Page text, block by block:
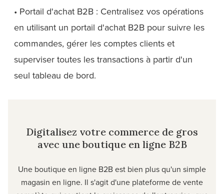
• Portail d'achat B2B : Centralisez vos opérations
en utilisant un portail d'achat B2B pour suivre les
commandes, gérer les comptes clients et
superviser toutes les transactions à partir d'un
seul tableau de bord.
Digitalisez votre commerce de gros
avec une boutique en ligne B2B
Une boutique en ligne B2B est bien plus qu'un simple
magasin en ligne. Il s'agit d'une plateforme de vente